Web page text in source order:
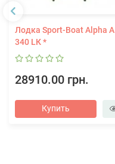
Лодка Sport-Boat Alpha А
340 LК *
28910.00 грн.
Купить